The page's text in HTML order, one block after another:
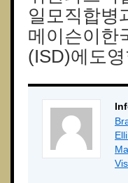
일모직합병
메이슨이한
(ISD)에도